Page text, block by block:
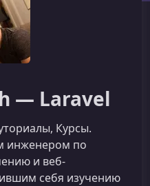
— Laravel
Курсы.
инженером по
и веб-
себя изучению